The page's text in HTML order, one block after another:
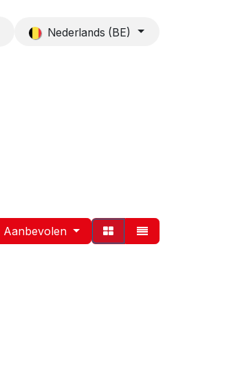
Nederlands (BE)
Aanbevolen